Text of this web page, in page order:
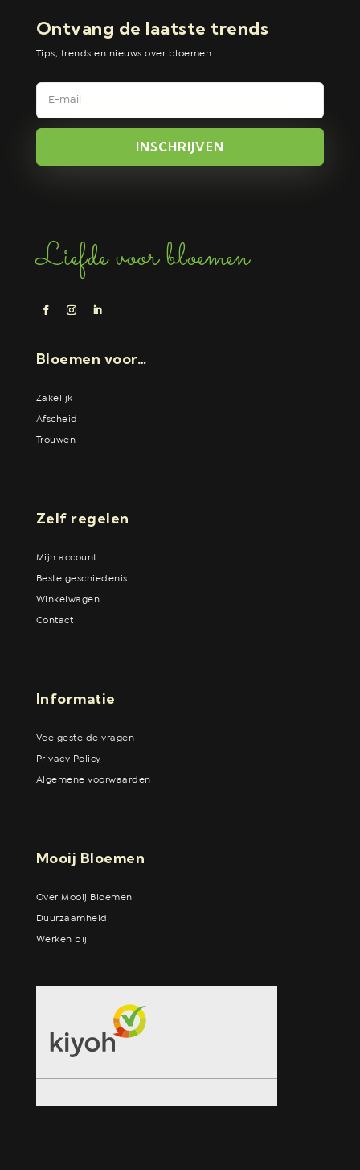
Ontvang de laatste trends
Tips, trends en nieuws over bloemen
INSCHRIJVEN
Liefde voor bloemen
Bloemen voor…
Zakelijk
Afscheid
Trouwen
Zelf regelen
Mijn account
Bestelgeschiedenis
Winkelwagen
Contact
Informatie
Veelgestelde vragen
Privacy Policy
Algemene voorwaarden
Mooij Bloemen
Over Mooij Bloemen
Duurzaamheid
Werken bij